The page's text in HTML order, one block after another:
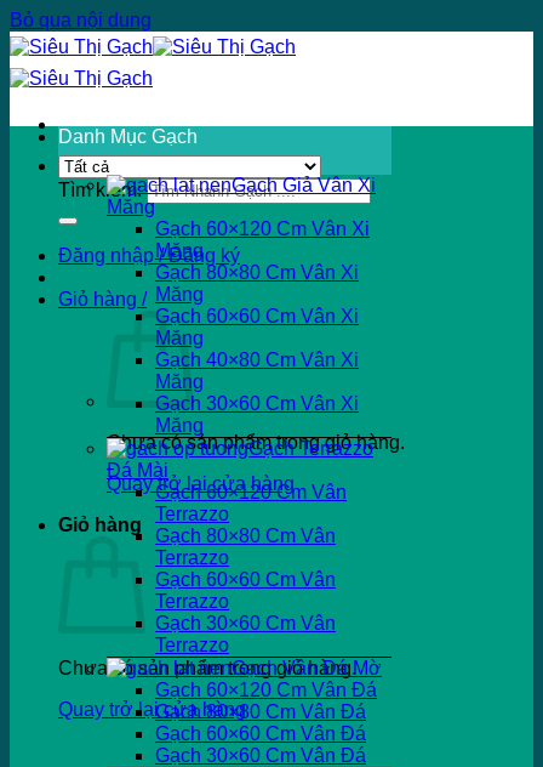
Bỏ qua nội dung
Tìm kiếm:
Đăng nhập / Đăng ký
Giỏ hàng /
Chưa có sản phẩm trong giỏ hàng.
Quay trở lại cửa hàng
Giỏ hàng
Chưa có sản phẩm trong giỏ hàng.
Quay trở lại cửa hàng
Danh Mục Gạch
Gạch Giả Vân Xi
Măng
Gạch 60×120 Cm Vân Xi
Măng
Gạch 80×80 Cm Vân Xi
Măng
Gạch 60×60 Cm Vân Xi
Măng
Gạch 40×80 Cm Vân Xi
Măng
Gạch 30×60 Cm Vân Xi
Măng
Gạch Terrazzo
Đá Mài
Gạch 60×120 Cm Vân
Terrazzo
Gạch 80×80 Cm Vân
Terrazzo
Gạch 60×60 Cm Vân
Terrazzo
Gạch 30×60 Cm Vân
Terrazzo
Gạch Vân Đá Mờ
Gạch 60×120 Cm Vân Đá
Gạch 80×80 Cm Vân Đá
Gạch 60×60 Cm Vân Đá
Gạch 30×60 Cm Vân Đá